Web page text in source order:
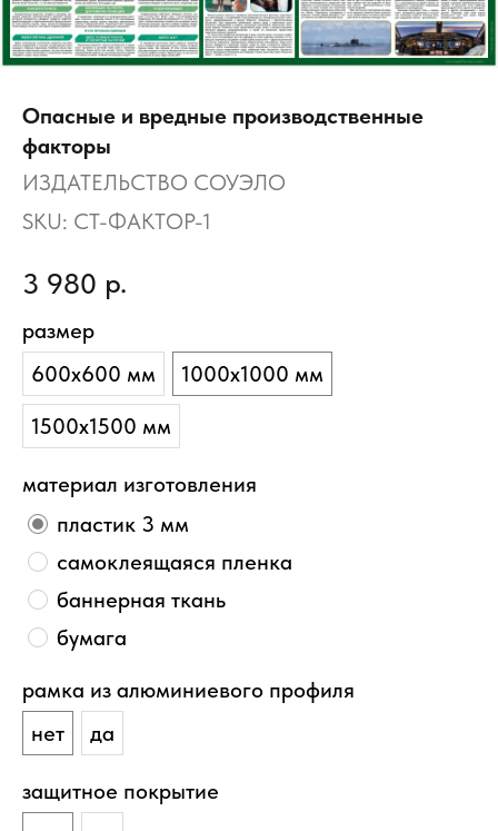
Опасные и вредные производственные
факторы
ИЗДАТЕЛЬСТВО СОУЭЛО
SKU: СТ-ФАКТОР-1
3 980 р.
размер
600х600 мм
1000х1000 мм
1500х1500 мм
материал изготовления
пластик 3 мм
самоклеящаяся пленка
баннерная ткань
бумага
рамка из алюминиевого профиля
нет
да
защитное покрытие